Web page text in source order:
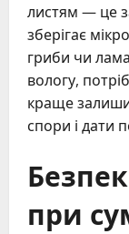
листям — це
зберігає
гриби чи
вологу,
краще
спори і дати
при